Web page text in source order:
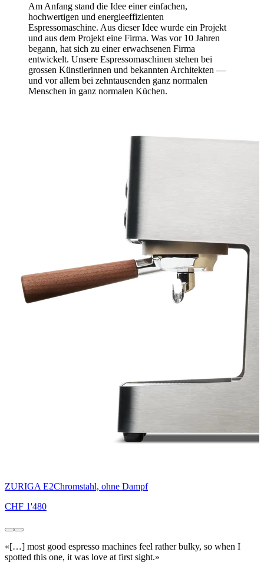
Am Anfang stand die Idee einer einfachen,
hochwertigen und energieeffizienten
Espressomaschine. Aus dieser Idee wurde ein Projekt
und aus dem Projekt eine Firma. Was vor 10 Jahren
begann, hat sich zu einer erwachsenen Firma
entwickelt. Unsere Espressomaschinen stehen bei
grossen Künstlerinnen und bekannten Architekten —
und vor allem bei zehntausenden ganz normalen
Menschen in ganz normalen Küchen.
ZURIGA E2Chromstahl, ohne Dampf
CHF 1'480
«[…] most good espresso machines feel rather bulky, so when I
spotted this one, it was love at first sight.»